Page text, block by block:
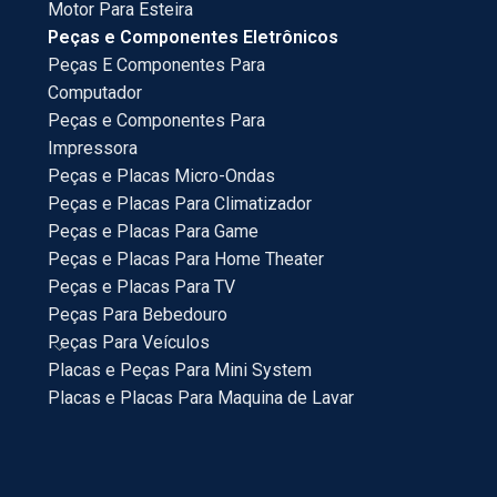
Motor Para Esteira
Peças e Componentes Eletrônicos
Peças E Componentes Para
Computador
Peças e Componentes Para
Impressora
Peças e Placas Micro-Ondas
Peças e Placas Para Climatizador
Peças e Placas Para Game
Peças e Placas Para Home Theater
Peças e Placas Para TV
Peças Para Bebedouro
Peças Para Veículos
Placas e Peças Para Mini System
Placas e Placas Para Maquina de Lavar